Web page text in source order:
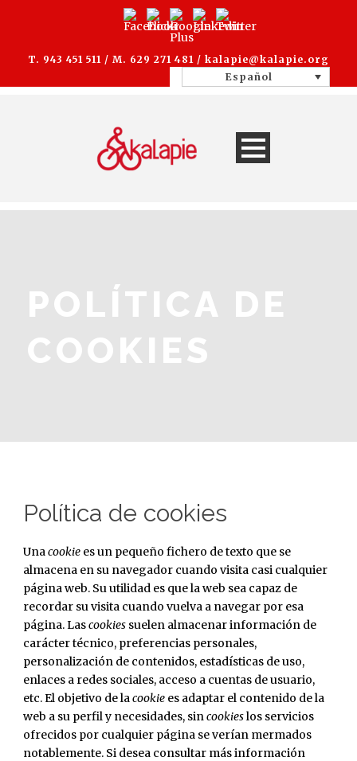
T. 943 451 511 / M. 629 271 481 / kalapie@kalapie.org
Español
POLÍTICA DE
COOKIES
Política de cookies
Unacookie es un pequeño fichero de texto que se
almacena en su navegador cuando visita casi cualquier
página web. Su utilidad es que la web sea capaz de
recordar su visita cuando vuelva a navegar por esa
página. Lascookies suelen almacenar información de
carácter técnico, preferencias personales,
personalización de contenidos, estadísticas de uso,
enlaces a redes sociales, acceso a cuentas de usuario,
etc. El objetivo de lacookie es adaptar el contenido de la
web a su perfil y necesidades, sincookieslos servicios
ofrecidos por cualquier página se verían mermados
notablemente. Si desea consultar más información